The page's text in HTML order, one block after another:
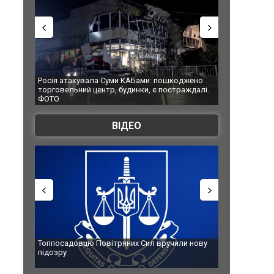
Росія атакувала Суми КАБами: пошкоджено
торговельний центр, будинки, є постраждалі.
ФОТО
ВІДЕО
Топпосадовцю Повітряних Сил вручили нову
підозру